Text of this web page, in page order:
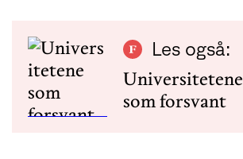
Les også:
Universitetene
som forsvant